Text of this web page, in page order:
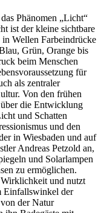
Phänomen „Licht“
ist der kleine sichtbare
Wellen Farbeindrücke
Grün, Orange bis
beim Menschen
für
als zentraler
Von den frühen
die Entwicklung
und Schatten
und den
in Wiesbaden und auf
Andreas Petzold an,
und Solarlampen
zu ermöglichen.
und nutzt
Einfallswinkel der
der Natur